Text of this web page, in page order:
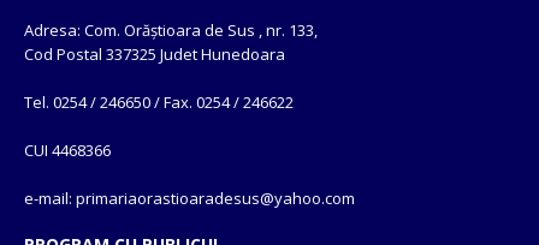
Adresa: Com. Orăștioara de Sus , nr. 133,
Cod Postal 337325 Judet Hunedoara
Tel. 0254 / 246650 / Fax. 0254 / 246622
CUI 4468366
e-mail: primariaorastioaradesus@yahoo.com